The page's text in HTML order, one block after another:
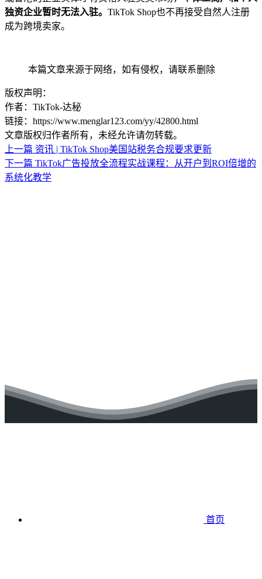
独资企业暂时无法入驻。 TikTok Shop也不再接受自然人注册
成为跨境卖家。
本篇文章来源于网络，如有侵权，请联系删除
版权声明：
作者：TikTok-达秘
链接：https://www.menglar123.com/yy/42800.html
文章版权归作者所有，未经允许请勿转载。
上一篇 资讯 | TikTok Shop美国站税务合规要求更新
下一篇 TikTok广告投放全流程实战课程：从开户到ROI倍增的
系统化教学
首页